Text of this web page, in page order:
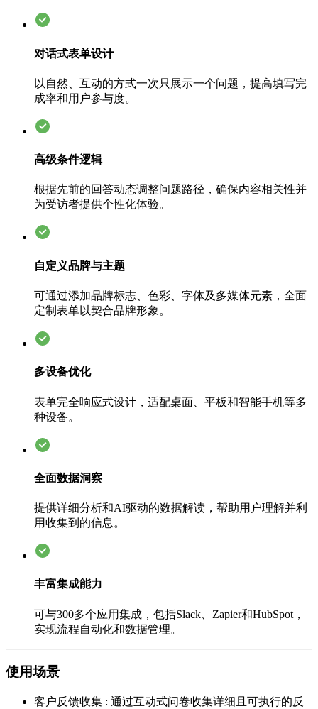
对话式表单设计
以自然、互动的方式一次只展示一个问题，提高填写完
成率和用户参与度。
高级条件逻辑
根据先前的回答动态调整问题路径，确保内容相关性并
为受访者提供个性化体验。
自定义品牌与主题
可通过添加品牌标志、色彩、字体及多媒体元素，全面
定制表单以契合品牌形象。
多设备优化
表单完全响应式设计，适配桌面、平板和智能手机等多
种设备。
全面数据洞察
提供详细分析和AI驱动的数据解读，帮助用户理解并利
用收集到的信息。
丰富集成能力
可与300多个应用集成，包括Slack、Zapier和HubSpot，
实现流程自动化和数据管理。
使用场景
客户反馈收集 : 通过互动式问卷收集详细且可执行的反